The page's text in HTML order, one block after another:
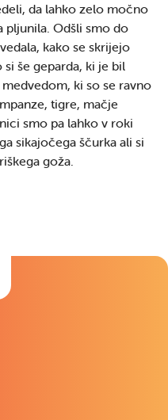
da lahko zelo močno
pljunila. Odšli smo do
kako se skrijejo
še geparda, ki je bil
ki so se ravno
tigre, mačje
smo pa lahko v roki
sikajočega ščurka ali si
goža.